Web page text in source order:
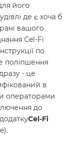
його
де є хоча б
вашого
Cel-Fi
по
поліпшення
- це
в
операторами
до
Cel-Fi